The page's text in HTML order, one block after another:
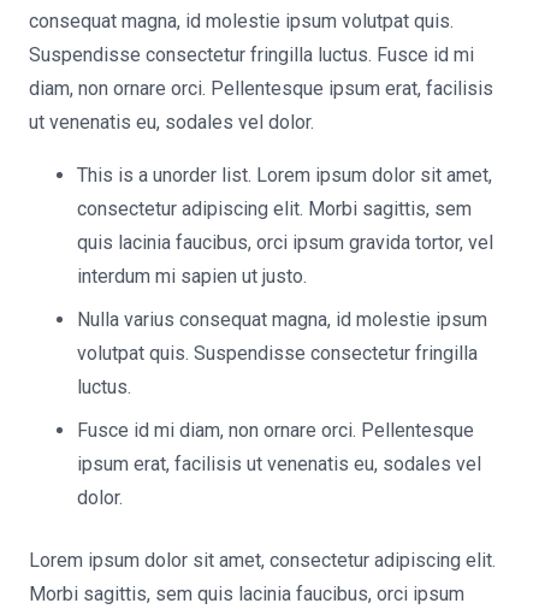
consequat magna, id molestie ipsum volutpat quis.
Suspendisse consectetur fringilla luctus. Fusce id mi
diam, non ornare orci. Pellentesque ipsum erat, facilisis
ut venenatis eu, sodales vel dolor.
This is a unorder list. Lorem ipsum dolor sit amet,
consectetur adipiscing elit. Morbi sagittis, sem
quis lacinia faucibus, orci ipsum gravida tortor, vel
interdum mi sapien ut justo.
Nulla varius consequat magna, id molestie ipsum
volutpat quis. Suspendisse consectetur fringilla
luctus.
Fusce id mi diam, non ornare orci. Pellentesque
ipsum erat, facilisis ut venenatis eu, sodales vel
dolor.
Lorem ipsum dolor sit amet, consectetur adipiscing elit.
Morbi sagittis, sem quis lacinia faucibus, orci ipsum